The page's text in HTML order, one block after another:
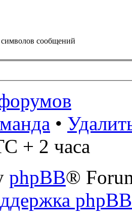
символов сообщений
•
+ 2 часа
phpBB®
phpBB